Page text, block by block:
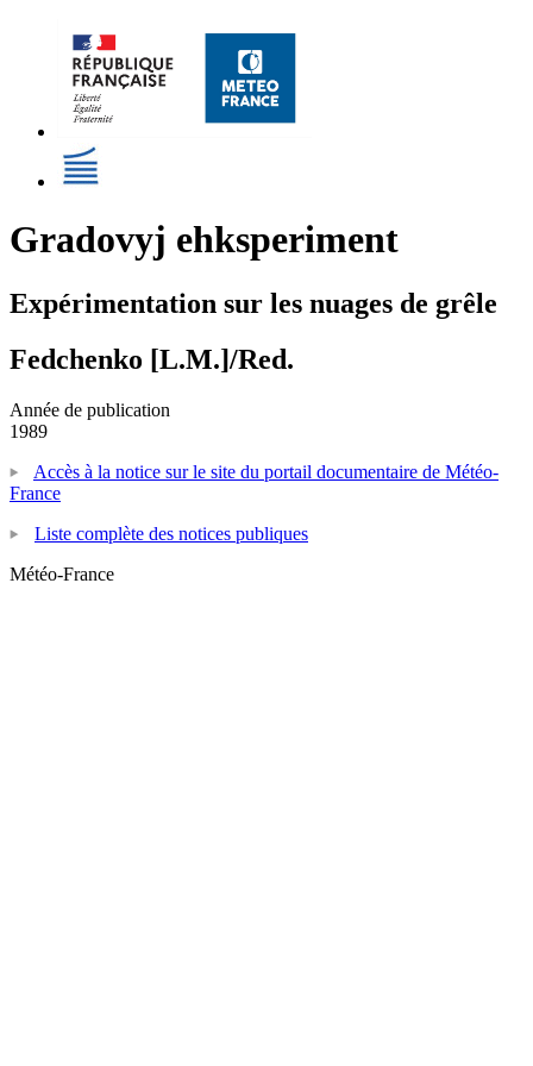
Gradovyj ehksperiment
Expérimentation sur les nuages de grêle
Fedchenko [L.M.]/Red.
Année de publication
1989
Accès à la notice sur le site du portail documentaire de Météo-
France
Liste complète des notices publiques
Météo-France